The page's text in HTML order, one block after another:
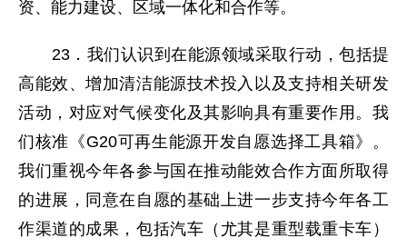
资、能力建设、区域一体化和合作等。
23．我们认识到在能源领域采取行动，包括提
高能效、增加清洁能源技术投入以及支持相关研发
活动，对应对气候变化及其影响具有重要作用。我
们核准《G20可再生能源开发自愿选择工具箱》。
我们重视今年各参与国在推动能效合作方面所取得
的进展，同意在自愿的基础上进一步支持今年各工
作渠道的成果，包括汽车（尤其是重型载重卡车）